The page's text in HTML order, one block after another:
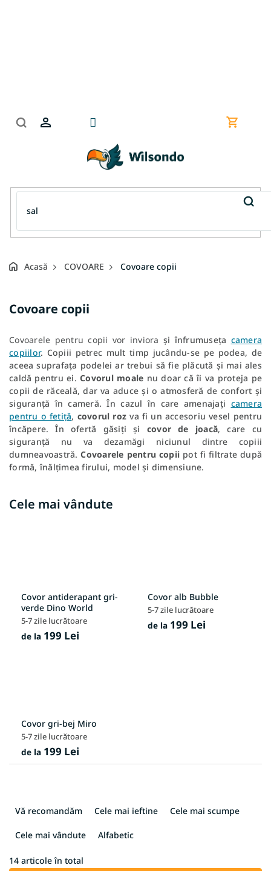
Coş
Acasă COVOARE Covoare copii
Covoare copii
Covoarele pentru copii vor inviora și înfrumuseța camera
copiilor. Copiii petrec mult timp jucându-se pe podea, de
aceea suprafața podelei ar trebui să fie plăcută și mai ales
caldă pentru ei.Covorul moale nu doar că îi va proteja pe
copii de răceală, dar va aduce și o atmosferă de confort și
siguranță în cameră. În cazul în care amenajați camera
pentru o fetiță, covorul roz va fi un accesoriu vesel pentru
încăpere. În ofertă găsiți și covor de joacă, care cu
siguranță nu va dezamăgi niciunul dintre copiii
dumneavoastră.Covoarele pentru copii pot fi filtrate după
formă, înălțimea firului, model și dimensiune.
Cele mai vândute
Covor antiderapant gri-
verde Dino World
5-7 zile lucrătoare
de la 199 Lei
Covor alb Bubble
5-7 zile lucrătoare
de la 199 Lei
Covor gri-bej Miro
5-7 zile lucrătoare
de la 199 Lei
e
e
t
Vă recomandăm Cele mai ieftine Cele mai scumpe
Cele mai vândute Alfabetic
14 articole în total